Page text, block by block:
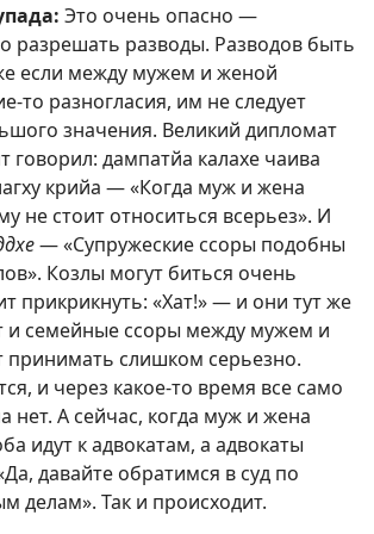
Это очень опасно —
разрешать разводы. Разводов быть
если между мужем и женой
то разногласия, им не следует
значения. Великий дипломат
говорил: дампатйа калахе чаива
крийа — «Когда муж и жена
не стоит относиться всерьез». И
— «Супружеские ссоры подобны
Козлы могут биться очень
прикрикнуть: «Хат!» — и они тут же
и семейные ссоры между мужем и
принимать слишком серьезно.
и через какое-то время все само
нет. А сейчас, когда муж и жена
идут к адвокатам, а адвокаты
давайте обратимся в суд по
делам». Так и происходит.